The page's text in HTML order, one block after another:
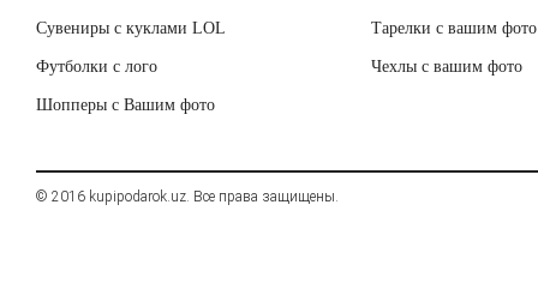
Сувениры с куклами LOL Тарелки с вашим фото
Футболки с лого Чехлы с вашим фото
Шопперы с Вашим фото
© 2016 kupipodarok.uz. Все права защищены.